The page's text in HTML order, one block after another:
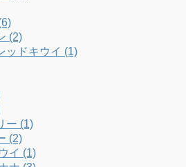
(2)
ッドキウイ (1)
ー (1)
(2)
イ (1)